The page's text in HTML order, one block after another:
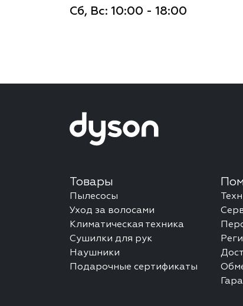
Сб, Вс: 10:00 - 18:00
Товары
Пылесосы
Уход за волосами
Климатическая техника
Сушилки для рук
Наушники
Подарочные сертификаты